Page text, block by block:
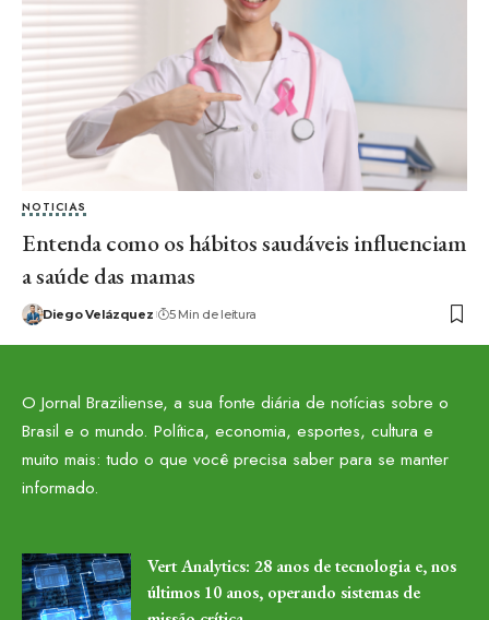
NOTICIAS
Entenda como os hábitos saudáveis influenciam
a saúde das mamas
Diego Velázquez 5 Min de leitura
O Jornal Braziliense, a sua fonte diária de notícias sobre o
Brasil e o mundo. Política, economia, esportes, cultura e
muito mais: tudo o que você precisa saber para se manter
informado.
Vert Analytics: 28 anos de tecnologia e, nos
últimos 10 anos, operando sistemas de